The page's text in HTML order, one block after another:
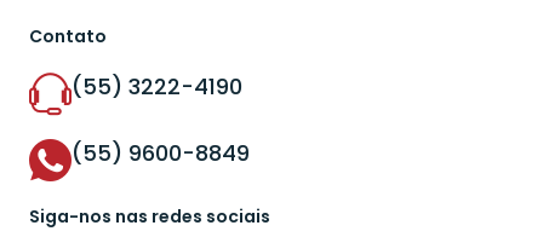
Contato
(55) 3222-4190
(55) 9600-8849
Siga-nos nas redes sociais